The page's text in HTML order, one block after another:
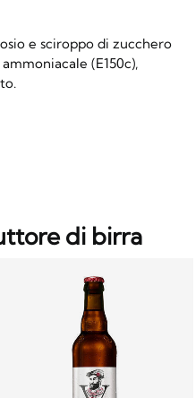
e sciroppo di zucchero
(E150c),
di birra